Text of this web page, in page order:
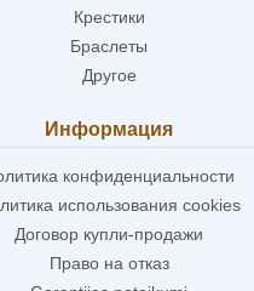
Крестики
Браслеты
Другое
Информация
конфиденциальности
использования cookies
Договор купли-продажи
Право на отказ